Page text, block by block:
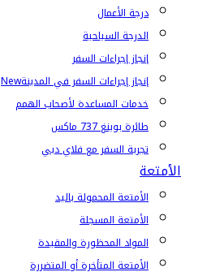
درجة الأعمال
الدرجة السياحية
إنجاز إجراءات السفر
إنجاز إجراءات السفر في المدينةNew
خدمات المساعدة لأصحاب الهمم
طائرة بوينغ 737 ماكس
تجربة السفر مع فلاي دبي
الأمتعة
الأمتعة المحمولة باليد
الأمتعة المسجلة
المواد المحظورة والمقيدة
الأمتعة المتأخرة أو المتضررة